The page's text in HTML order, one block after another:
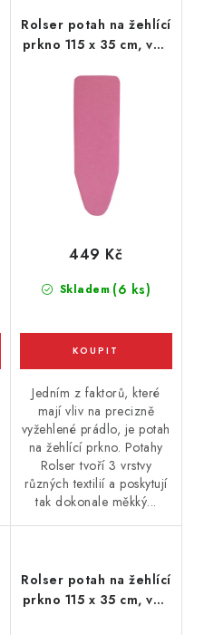
Rolser potah na žehlící
prkno 115 x 35 cm, vel.
růžový
Skladem (6 ks)
449 Kč
Jedním z faktorů, které
mají vliv na precizně
vyžehlené prádlo, je potah
na žehlící prkno. Potahy
Rolser tvoří 3 vrstvy
různých textilií a poskytují
tak dokonale měkký...
Rolser potah na žehlící
prkno 115 x 35 cm, vel.